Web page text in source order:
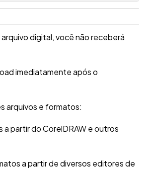
digital, você não receberá
imediatamente após o
arquivos e formatos:
partir do CorelDRAW e outros
a partir de diversos editores de